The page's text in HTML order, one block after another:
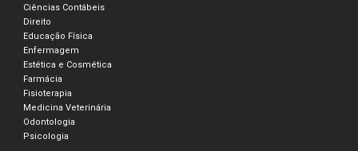
Ciências Contábeis
Direito
Educação Física
Enfermagem
Estética e Cosmética
Farmácia
Fisioterapia
Medicina Veterinária
Odontologia
Psicologia